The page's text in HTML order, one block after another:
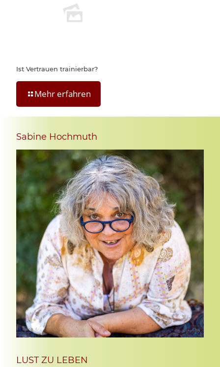
Ist Vertrauen trainierbar?
Mehr erfahren
Sabine Hochmuth
LUST ZU LEBEN